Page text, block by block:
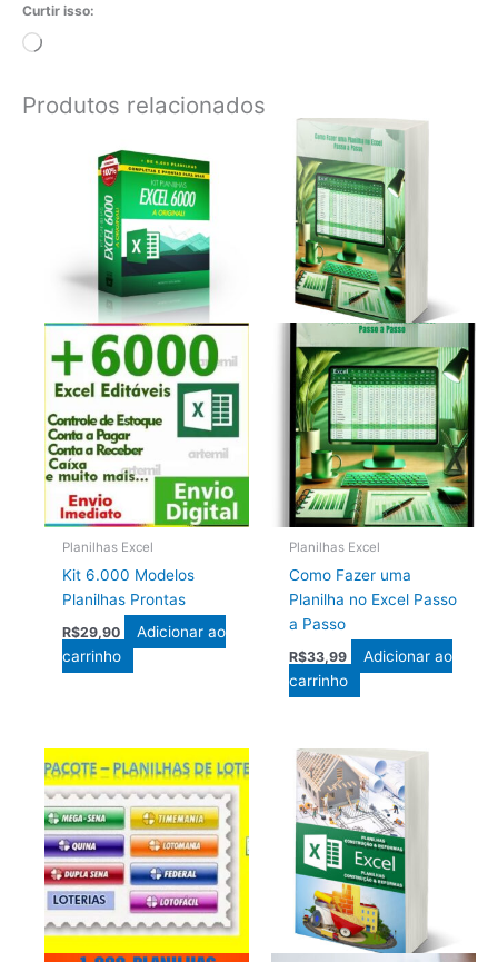
Curtir isso:
Carregando...
Produtos relacionados
Planilhas Excel
Kit 6.000 Modelos
Planilhas Prontas
R$29,90
Adicionar ao
carrinho
Planilhas Excel
Como Fazer uma
Planilha no Excel Passo
a Passo
R$33,99
Adicionar ao
carrinho